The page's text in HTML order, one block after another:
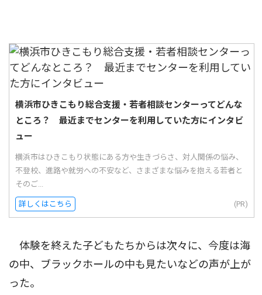
横浜市ひきこもり総合支援・若者相談センターってどんな
ところ？ 最近までセンターを利用していた方にインタビ
ュー
横浜市はひきこもり状態にある方や生きづらさ、対人関係の悩み、
不登校、進路や就労への不安など、さまざまな悩みを抱える若者と
そのご...
詳しくはこちら (PR)
体験を終えた子どもたちからは次々に、今度は海
の中、ブラックホールの中も見たいなどの声が上が
った。